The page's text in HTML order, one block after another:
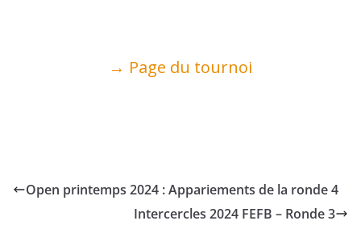
→ Page du tournoi
Open printemps 2024 : Appariements de la ronde 4
Intercercles 2024 FEFB – Ronde 3